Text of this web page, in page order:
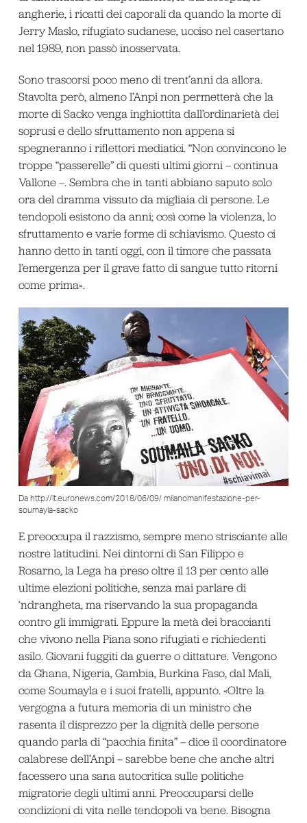
angherie, i ricatti dei caporali da quando la morte di
Jerry Maslo, rifugiato sudanese, ucciso nel casertano
nel 1989, non passò inosservata.
Sono trascorsi poco meno di trent’anni da allora.
Stavolta però, almeno l’Anpi non permetterà che la
morte di Sacko venga inghiottita dall’ordinarietà dei
soprusi e dello sfruttamento non appena si
spegneranno i riflettori mediatici. “Non convincono le
troppe “passerelle” di questi ultimi giorni – continua
Vallone –. Sembra che in tanti abbiano saputo solo
ora del dramma vissuto da migliaia di persone. Le
tendopoli esistono da anni; così come la violenza, lo
sfruttamento e varie forme di schiavismo. Questo ci
hanno detto in tanti oggi, con il timore che passata
l’emergenza per il grave fatto di sangue tutto ritorni
come prima».
Da http://it.euronews.com/2018/06/09/ milanomanifestazione-per-
soumayla-sacko
E preoccupa il razzismo, sempre meno strisciante alle
nostre latitudini. Nei dintorni di San Filippo e
Rosarno, la Lega ha preso oltre il 13 per cento alle
ultime elezioni politiche, senza mai parlare di
‘ndrangheta, ma riservando la sua propaganda
contro gli immigrati. Eppure la metà dei braccianti
che vivono nella Piana sono rifugiati e richiedenti
asilo. Giovani fuggiti da guerre o dittature. Vengono
da Ghana, Nigeria, Gambia, Burkina Faso, dal Mali,
come Soumayla e i suoi fratelli, appunto. «Oltre la
vergogna a futura memoria di un ministro che
rasenta il disprezzo per la dignità delle persone
quando parla di “pacchia finita” – dice il coordinatore
calabrese dell’Anpi – sarebbe bene che anche altri
facessero una sana autocritica sulle politiche
migratorie degli ultimi anni. Preoccuparsi delle
condizioni di vita nelle tendopoli va bene. Bisogna